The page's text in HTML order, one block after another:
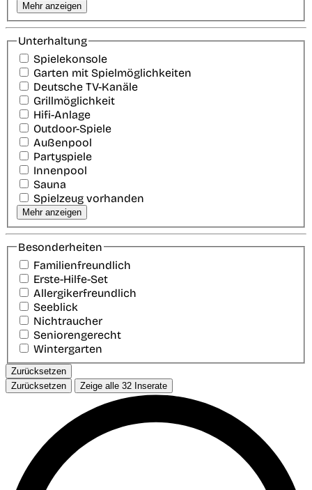
Mehr anzeigen
Unterhaltung
Spielekonsole
Garten mit Spielmöglichkeiten
Deutsche TV-Kanäle
Grillmöglichkeit
Hifi-Anlage
Outdoor-Spiele
Außenpool
Partyspiele
Innenpool
Sauna
Spielzeug vorhanden
Mehr anzeigen
Besonderheiten
Familienfreundlich
Erste-Hilfe-Set
Allergikerfreundlich
Seeblick
Nichtraucher
Seniorengerecht
Wintergarten
Zurücksetzen
Zurücksetzen
Zeige alle 32 Inserate